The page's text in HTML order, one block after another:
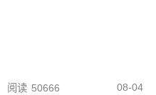
阅读 50666 08-04